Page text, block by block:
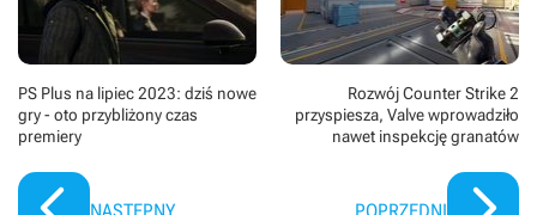
PS Plus na lipiec 2023: dziś nowe
gry - oto przybliżony czas
premiery
NASTĘPNY
Rozwój Counter Strike 2
przyspiesza, Valve wprowadziło
nawet inspekcję granatów
POPRZEDNI